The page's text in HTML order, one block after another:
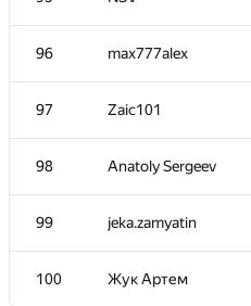
96 max777alex
97 Zaic101
98 Anatoly Sergeev
99 jeka.zamyatin
100 Жук Артем
79 lisang
80-81 CleRIC
80-81 Alexander Udalov
82 AzatYusupov1990
83 morojenoe